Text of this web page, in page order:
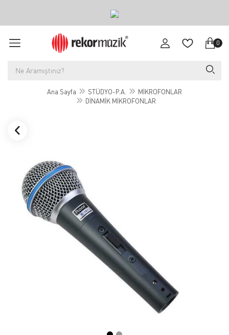
0
Ana Sayfa STÜDYO-P.A.
MİKROFONLAR
DİNAMİK MİKROFONLAR